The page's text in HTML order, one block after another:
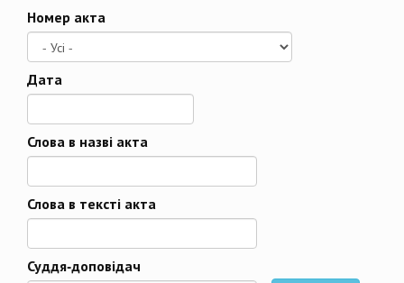
Номер акта
Дата
Дата
Слова в назві акта
Слова в тексті акта
Суддя-доповідач